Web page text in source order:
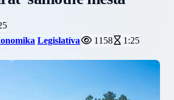
Legislatíva 1158 1:25